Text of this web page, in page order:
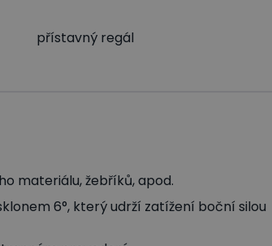
přístavný regál
materiálu, žebříků, apod.
6°, který udrží zatížení boční silou